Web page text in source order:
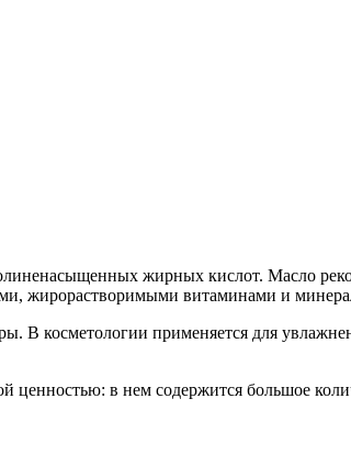
жирных кислот. Масло
жирорастворимыми витаминами и
В косметологии применяется для
в нем содержится большое